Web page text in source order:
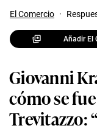
El Comercio ·
Añadir El
Giovanni
cómo se
Trevitazzo: